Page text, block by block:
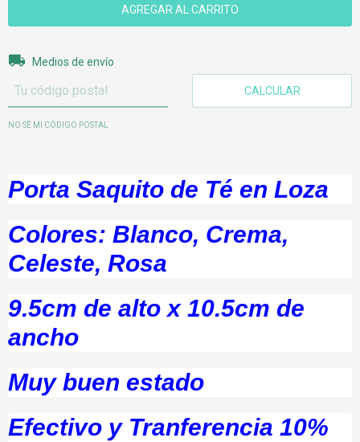
Entregas para el CP:
Medios de envío
CALCULAR
NO SÉ MI CÓDIGO POSTAL
Porta Saquito de Té en Loza
Colores: Blanco, Crema,
Celeste, Rosa
9.5cm de alto x 10.5cm de
ancho
Muy buen estado
Efectivo y Tranferencia 10%